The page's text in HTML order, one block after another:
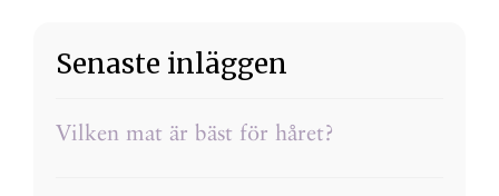
Senaste inläggen
Vilken mat är bäst för håret?